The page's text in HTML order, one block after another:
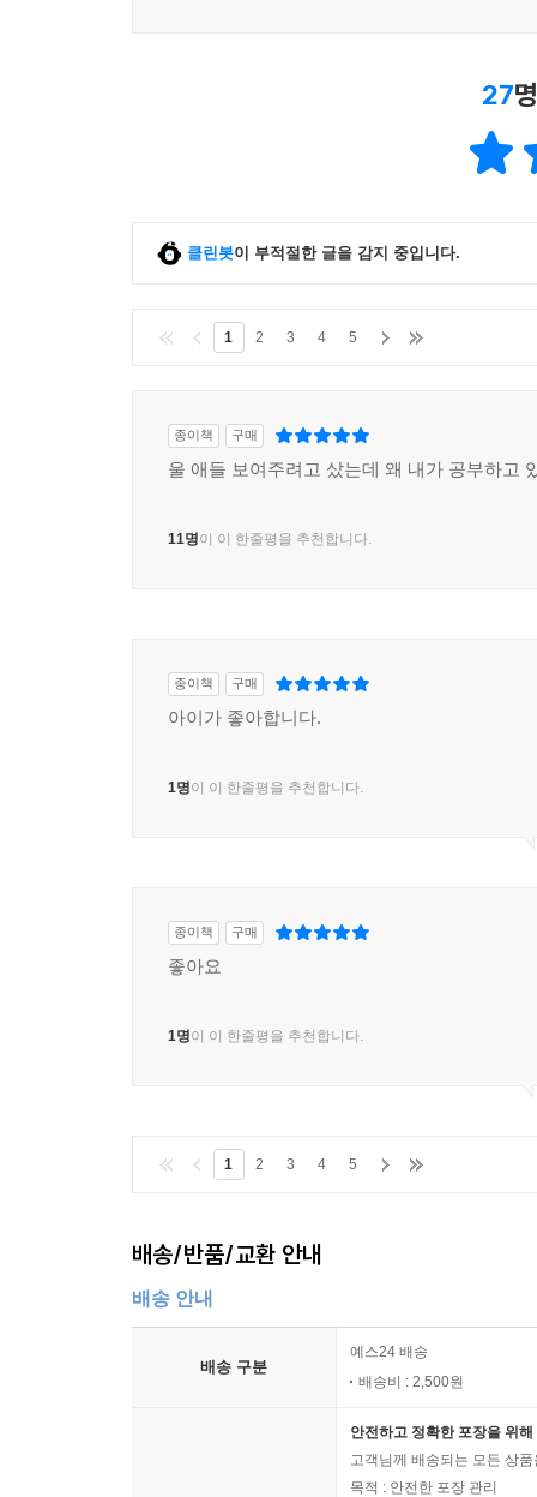
27
클린봇이 부적절한 글을 감지 중입니다.
1 2 3 4 5
종이책 구매
울 애들 보여주려고 샀는데 왜 내가 공부하고
11명이 이 한줄평을 추천합니다.
종이책 구매
아이가 좋아합니다.
1명이 이 한줄평을 추천합니다.
종이책 구매
좋아요
1명이 이 한줄평을 추천합니다.
1 2 3 4 5
배송/반품/교환 안내
배송 안내
배송 구분
예스24 배송
배송비 : 2,500원
안전하고 정확한 포장을 위
고객님께 배송되는 모든 상
목적 : 안전한 포장 관리